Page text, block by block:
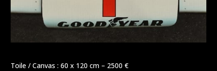
Toile / Canvas : 60 x 120 cm – 2500 €